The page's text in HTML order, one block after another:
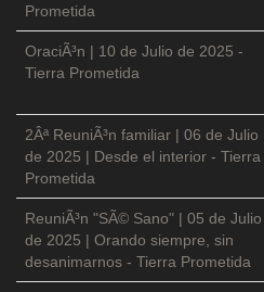
Prometida
OraciÃ³n | 10 de Julio de 2025 -
Tierra Prometida
2Âª ReuniÃ³n familiar | 06 de Julio
de 2025 | Desde el interior - Tierra
Prometida
ReuniÃ³n "SÃ© Sano" | 05 de Julio
de 2025 | Orando siempre, sin
desanimarnos - Tierra Prometida